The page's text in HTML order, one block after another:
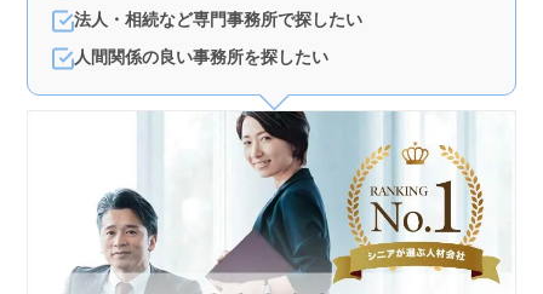
法人・相続など専門事務所で探したい
人間関係の良い事務所を探したい